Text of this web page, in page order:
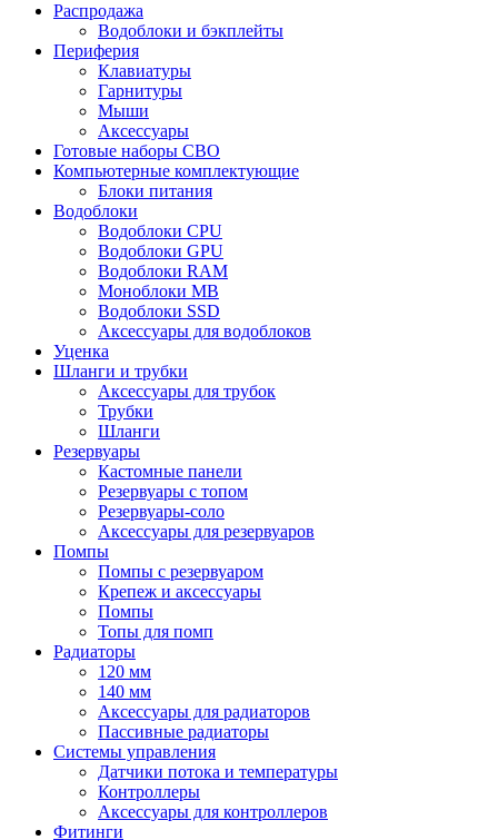
Распродажа
Водоблоки и бэкплейты
Периферия
Клавиатуры
Гарнитуры
Мыши
Аксессуары
Готовые наборы СВО
Компьютерные комплектующие
Блоки питания
Водоблоки
Водоблоки CPU
Водоблоки GPU
Водоблоки RAM
Моноблоки MB
Водоблоки SSD
Аксессуары для водоблоков
Уценка
Шланги и трубки
Аксессуары для трубок
Трубки
Шланги
Резервуары
Кастомные панели
Резервуары с топом
Резервуары-соло
Аксессуары для резервуаров
Помпы
Помпы с резервуаром
Крепеж и аксессуары
Помпы
Топы для помп
Радиаторы
120 мм
140 мм
Аксессуары для радиаторов
Пассивные радиаторы
Системы управления
Датчики потока и температуры
Контроллеры
Аксессуары для контроллеров
Фитинги